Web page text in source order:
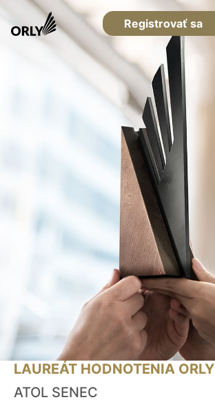
Registrovať sa
LAUREÁT HODNOTENIA ORLY
ATOL SENEC